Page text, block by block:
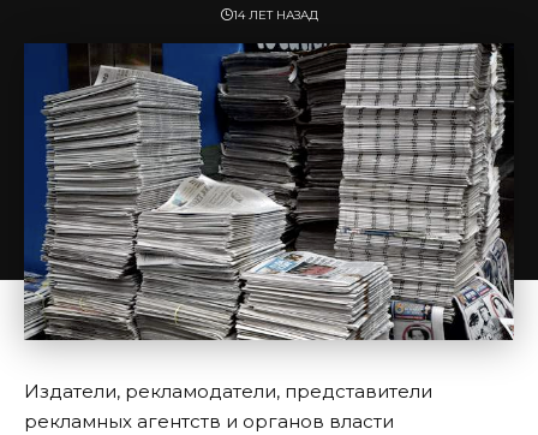
14 ЛЕТ НАЗАД
Издатели, рекламодатели, представители
рекламных агентств и органов власти